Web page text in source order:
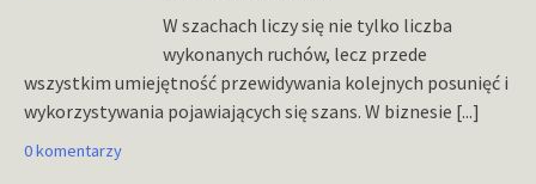
W szachach liczy się nie tylko liczba
wykonanych ruchów, lecz przede
wszystkim umiejętność przewidywania kolejnych posunięć i
wykorzystywania pojawiających się szans. W biznesie [...]
0 komentarzy